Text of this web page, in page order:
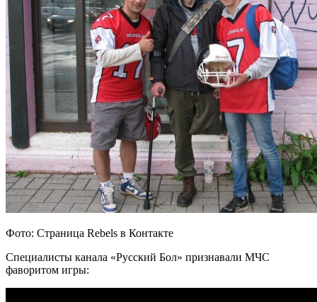
Фото: Страница Rebels в Контакте
Специалисты канала «Русский Бол» признавали МЧС
фаворитом игры: